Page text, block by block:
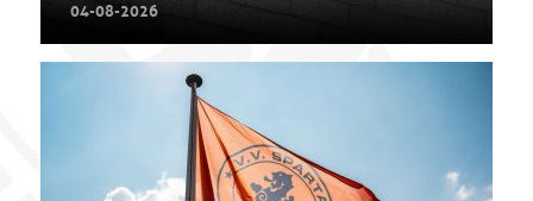
04-08-2026